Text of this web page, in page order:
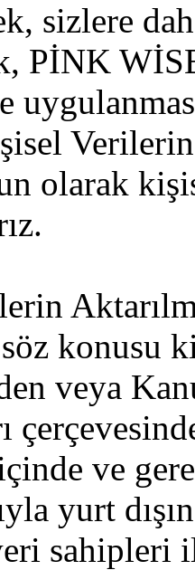
sizlere
PİNK
olarak
konusu
veya
ve
yurt
sahipleri